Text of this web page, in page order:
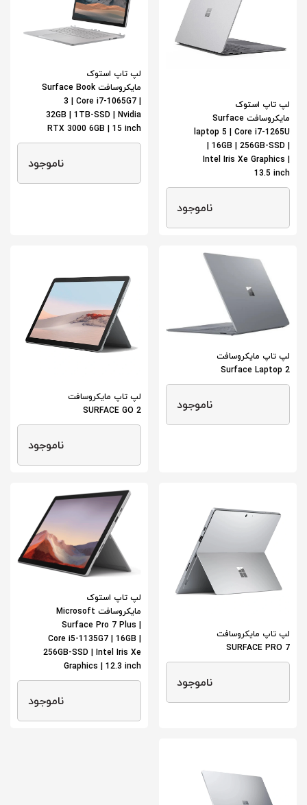
لپ تاپ استوک
مایکروسافت Surface
laptop 5 | Core i7-1265U
| 16GB | 256GB-SSD |
Intel Iris Xe Graphics |
13.5 inch
ناموجود
لپ تاپ استوک
مایکروسافت Surface Book
3 | Core i7-1065G7 |
32GB | 1TB-SSD | Nvidia
RTX 3000 6GB | 15 inch
ناموجود
لپ تاپ مایکروسافت
Surface Laptop 2
ناموجود
لپ تاپ مایکروسافت
SURFACE GO 2
ناموجود
لپ تاپ مایکروسافت
SURFACE PRO 7
ناموجود
لپ تاپ استوک
مایکروسافت Microsoft
Surface Pro 7 Plus |
Core i5-1135G7 | 16GB |
256GB-SSD | Intel Iris Xe
Graphics | 12.3 inch
ناموجود